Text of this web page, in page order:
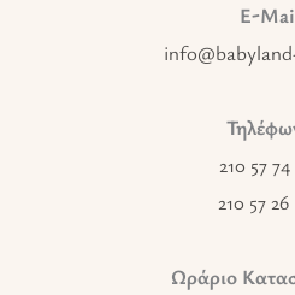
E-
210 57 74
210 57
Ωράριο